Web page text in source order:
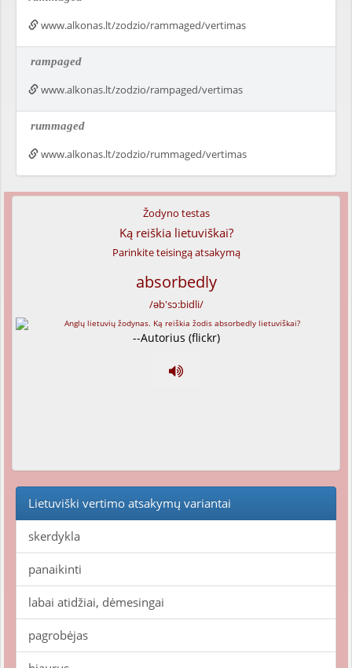
www.alkonas.lt/zodzio/rammaged/vertimas
rampaged
www.alkonas.lt/zodzio/rampaged/vertimas
rummaged
www.alkonas.lt/zodzio/rummaged/vertimas
Žodyno testas
Ką reiškia lietuviškai?
Parinkite teisingą atsakymą
absorbedly
/əb'sɔ:bidli/
--Autorius (flickr)
Lietuviški vertimo atsakymų variantai
skerdykla
panaikinti
labai atidžiai, dėmesingai
pagrobėjas